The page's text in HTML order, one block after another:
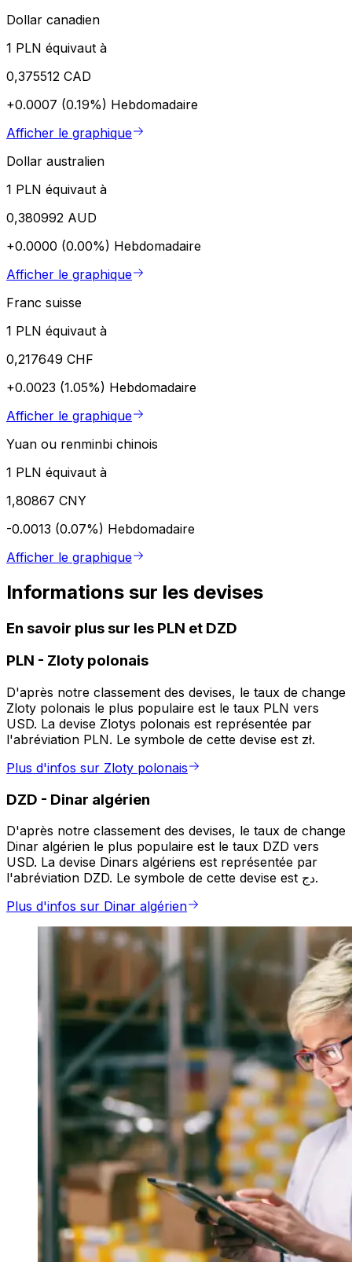
Dollar canadien
1 PLN équivaut à
0,375512 CAD
+0.0007 (0.19%) Hebdomadaire
Afficher le graphique
Dollar australien
1 PLN équivaut à
0,380992 AUD
+0.0000 (0.00%) Hebdomadaire
Afficher le graphique
Franc suisse
1 PLN équivaut à
0,217649 CHF
+0.0023 (1.05%) Hebdomadaire
Afficher le graphique
Yuan ou renminbi chinois
1 PLN équivaut à
1,80867 CNY
-0.0013 (0.07%) Hebdomadaire
Afficher le graphique
Informations sur les devises
En savoir plus sur les PLN et DZD
PLN - Zloty polonais
D'après notre classement des devises, le taux de change
Zloty polonais le plus populaire est le taux PLN vers
USD. La devise Zlotys polonais est représentée par
l'abréviation PLN. Le symbole de cette devise est zł.
Plus d'infos sur Zloty polonais
DZD - Dinar algérien
D'après notre classement des devises, le taux de change
Dinar algérien le plus populaire est le taux DZD vers
USD. La devise Dinars algériens est représentée par
l'abréviation DZD. Le symbole de cette devise est دج.
Plus d'infos sur Dinar algérien